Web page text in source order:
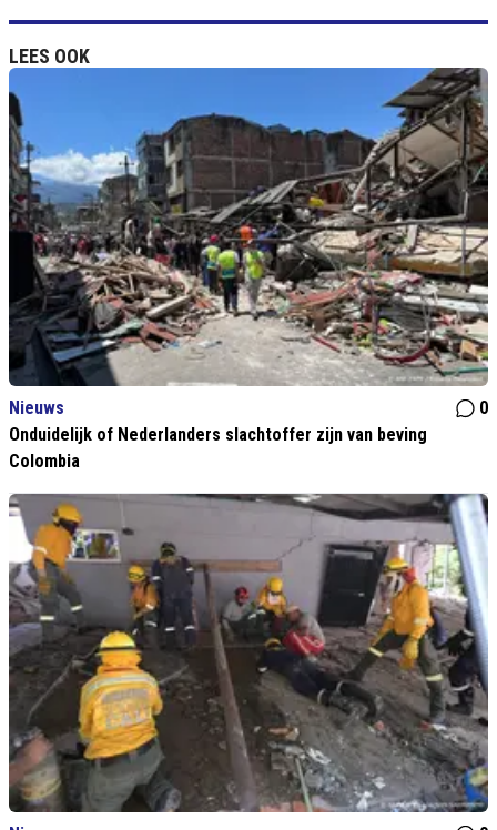
LEES OOK
Nieuws
0
Onduidelijk of Nederlanders slachtoffer zijn van beving
Colombia